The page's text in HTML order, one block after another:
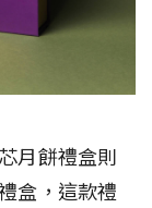
月餅禮盒則
盒，這款禮